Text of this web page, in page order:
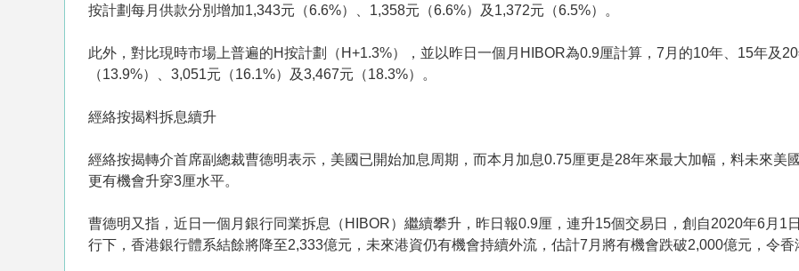
按計劃每月供款分別增加1,343元（6.6%）、1,358元（6.6%）及1,372元（6.5%）。
此外，對比現時市場上普遍的H按計劃（H+1.3%），並以昨日一個月HIBOR為0.9厘計算，7月的10年、15年及
（13.9%）、3,051元（16.1%）及3,467元（18.3%）。
經絡按揭料拆息續升
經絡按揭轉介首席副總裁曹德明表示，美國已開始加息周期，而本月加息0.75厘更是28年來最大加幅，料未來美
更有機會升穿3厘水平。
曹德明又指，近日一個月銀行同業拆息（HIBOR）繼續攀升，昨日報0.9厘，連升15個交易日，創自2020年6月1
行下，香港銀行體系結餘將降至2,333億元，未來港資仍有機會持續外流，估計7月將有機會跌破2,000億元，令香